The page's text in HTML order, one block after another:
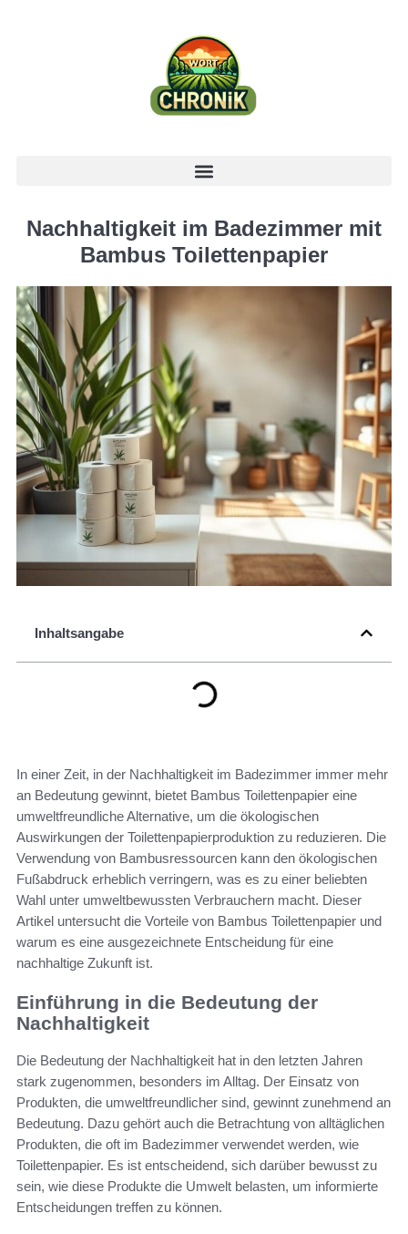
Nachhaltigkeit im Badezimmer mit
Bambus Toilettenpapier
Inhaltsangabe
In einer Zeit, in der Nachhaltigkeit im Badezimmer immer mehr
an Bedeutung gewinnt, bietet Bambus Toilettenpapier eine
umweltfreundliche Alternative, um die ökologischen
Auswirkungen der Toilettenpapierproduktion zu reduzieren. Die
Verwendung von Bambusressourcen kann den ökologischen
Fußabdruck erheblich verringern, was es zu einer beliebten
Wahl unter umweltbewussten Verbrauchern macht. Dieser
Artikel untersucht die Vorteile von Bambus Toilettenpapier und
warum es eine ausgezeichnete Entscheidung für eine
nachhaltige Zukunft ist.
Einführung in die Bedeutung der
Nachhaltigkeit
Die Bedeutung der Nachhaltigkeit hat in den letzten Jahren
stark zugenommen, besonders im Alltag. Der Einsatz von
Produkten, die umweltfreundlicher sind, gewinnt zunehmend an
Bedeutung. Dazu gehört auch die Betrachtung von alltäglichen
Produkten, die oft im Badezimmer verwendet werden, wie
Toilettenpapier. Es ist entscheidend, sich darüber bewusst zu
sein, wie diese Produkte die Umwelt belasten, um informierte
Entscheidungen treffen zu können.